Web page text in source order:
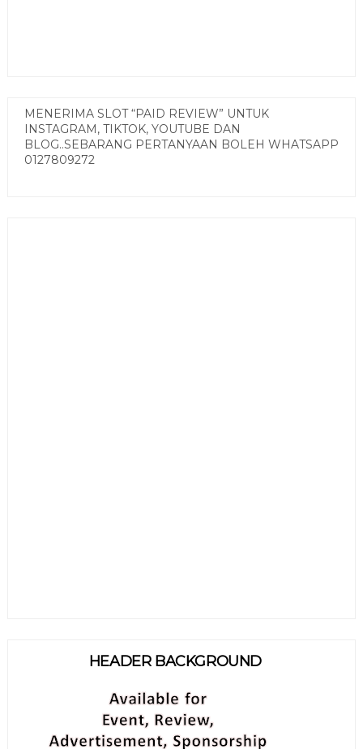
MENERIMA SLOT “PAID REVIEW” UNTUK
INSTAGRAM, TIKTOK, YOUTUBE DAN
BLOG..SEBARANG PERTANYAAN BOLEH WHATSAPP
0127809272
HEADER BACKGROUND